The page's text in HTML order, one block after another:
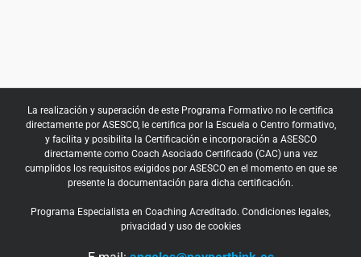
La realización y superación de este Programa Formativo no le certifica
directamente por ASESCO, le certifica por la Escuela o Centro formativo,
y facilita y posibilita la Certificación e incorporación a ASESCO
directamente como Coach Asociado Certificado (CAC) una vez
cumplidos los requisitos exigidos por ASESCO en el momento en que se
presente la documentación para dicha certificación.
Programa Especialista en Coaching Acreditado. Condiciones legales,
privacidad y uso de cookies